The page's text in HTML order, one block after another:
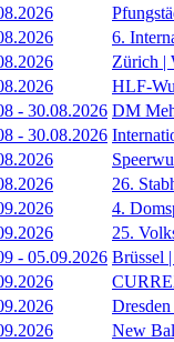
6.
Zürich |
HLF-
- 30.08.2026 DM
- 30.08.2026
26.
4.
25.
- 05.09.2026 Brüssel
New